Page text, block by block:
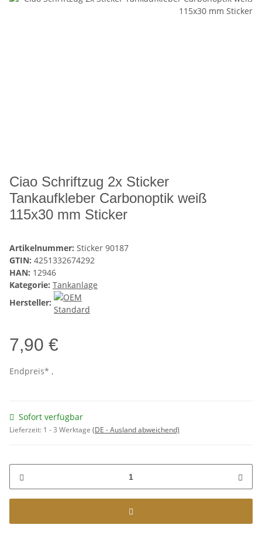
Ciao Schriftzug 2x Sticker
Tankaufkleber Carbonoptik weiß
115x30 mm Sticker
Artikelnummer: Sticker 90187
GTIN: 4251332674292
HAN: 12946
Kategorie: Tankanlage
Hersteller:
7,90 €
Endpreis* ,
Sofort verfügbar
Lieferzeit: 1 - 3 Werktage (DE - Ausland abweichend)